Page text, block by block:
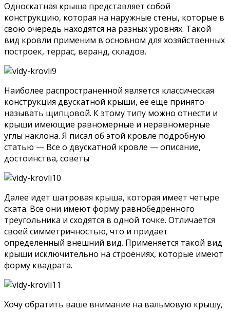
Односкатная крыша представляет собой
конструкцию, которая на наружные стены, которые в
свою очередь находятся на разных уровнях. Такой
вид кровли применим в основном для хозяйственных
построек, террас, веранд, складов.
Наиболее распространенной является классическая
конструкция двускатной крыши, ее еще принято
называть щипцовой. К этому типу можно отнести и
крыши имеющие равномерные и неравномерные
углы наклона. Я писал об этой кровле подробную
статью — Все о двускатной кровле — описание,
достоинства, советы
Далее идет шатровая крыша, которая имеет четыре
ската. Все они имеют форму равнобедренного
треугольника и сходятся в одной точке. Отличается
своей симметричностью, что и придает
определенный внешний вид. Применяется такой вид
крыши исключительно на строениях, которые имеют
форму квадрата.
Хочу обратить ваше внимание на вальмовую крышу,